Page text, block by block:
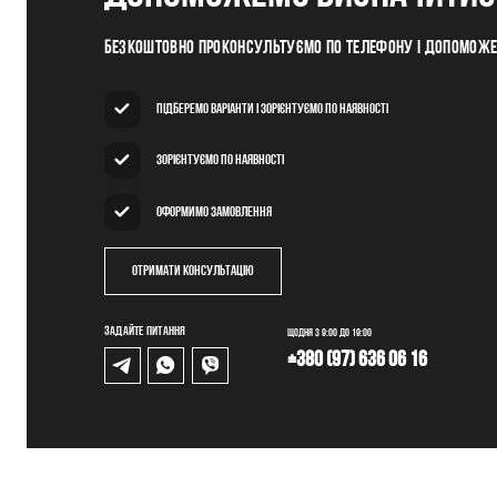
Безкоштовно проконсультуємо по телефону і
Підберемо варіанти і зорієнтуємо по наявності
Зорієнтуємо по наявності
Оформимо замовлення
Отримати консультацію
Задайте питання Щодня з 9:00 до 19:00
+380 (97) 636 06 16